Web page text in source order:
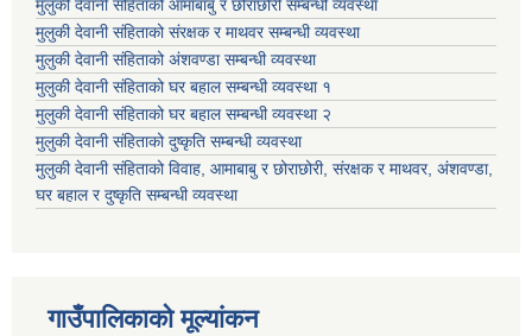
मुलुकी देवानी संहिताको आमाबाबु र छोराछोरी सम्बन्धी व्यवस्था
मुलुकी देवानी संहिताको संरक्षक र माथवर सम्बन्धी व्यवस्था
मुलुकी देवानी संहिताको अंशवण्डा सम्बन्धी व्यवस्था
मुलुकी देवानी संहिताको घर बहाल सम्बन्धी व्यवस्था १
मुलुकी देवानी संहिताको घर बहाल सम्बन्धी व्यवस्था २
मुलुकी देवानी संहिताको दुष्कृति सम्बन्धी व्यवस्था
मुलुकी देवानी संहिताको विवाह, आमाबाबु र छोराछोरी, संरक्षक र माथवर, अंशवण्डा,
घर बहाल र दुष्कृति सम्बन्धी व्यवस्था
गाउँपालिकाको मूल्यांकन